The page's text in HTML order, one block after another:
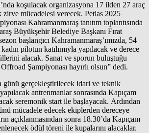
koşulacak organizasyona 17 ilden 27 araç
zirve mücadelesi verecek. Petlas 2025
Kahramanmaraş tanıtım toplantısında
Büyükşehir Belediye Başkanı Fırat
başlangıcı Kahramanmaraş’ımızda, 54
pilotun katılımıyla yapılacak ve derece
alacak. Sanat ve sporun buluştuğu
Şampiyonası hayırlı olsun” dedi.
günü gerçekleştirilecek idari ve teknik
antrenmanlar sonrasında Kapıçam
seremonik start ile başlayacak. Ardından
mücadele edecek ekiplerden dereceye
açıklanmasından sonra 18.30’da Kapıçam
ödül töreni ile kupalarını alacaklar.